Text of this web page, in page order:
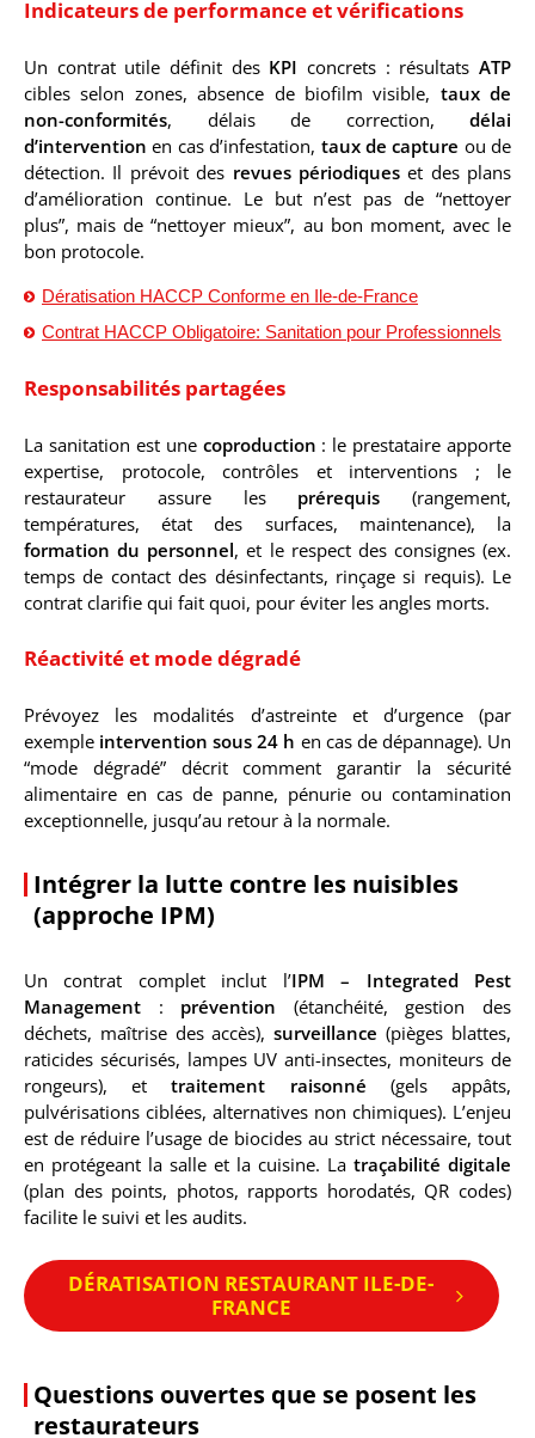
Indicateurs de performance et vérifications
Un contrat utile définit des KPI concrets : résultatsATP
cibles selon zones, absence de biofilm visible, taux de
non-conformités, délais de correction, délai
d’intervention en cas d’infestation, taux de capture ou de
détection. Il prévoit des revues périodiqueset des plans
d’amélioration continue. Le but n’est pas de “nettoyer
plus”, mais de “nettoyer mieux”, au bon moment, avec le
bon protocole.
Dératisation HACCP Conforme en Ile-de-France
Contrat HACCP Obligatoire: Sanitation pour Professionnels
Responsabilités partagées
La sanitation est une coproduction : le prestataire apporte
expertise, protocole, contrôles et interventions ; le
restaurateur assure les prérequis (rangement,
températures, état des surfaces, maintenance), la
formation du personnel, et le respect des consignes (ex.
temps de contact des désinfectants, rinçage si requis). Le
contrat clarifie qui fait quoi, pour éviter les angles morts.
Réactivité et mode dégradé
Prévoyez les modalités d’astreinte et d’urgence (par
exemple intervention sous 24 h en cas de dépannage). Un
“mode dégradé” décrit comment garantir la sécurité
alimentaire en cas de panne, pénurie ou contamination
exceptionnelle, jusqu’au retour à la normale.
Intégrer la lutte contre les nuisibles
(approche IPM)
Un contrat complet inclut l’IPM – Integrated Pest
Management : prévention (étanchéité, gestion des
déchets, maîtrise des accès),surveillance (pièges blattes,
raticides sécurisés, lampes UV anti-insectes, moniteurs de
rongeurs), ettraitement raisonné (gels appâts,
pulvérisations ciblées, alternatives non chimiques). L’enjeu
est de réduire l’usage de biocides au strict nécessaire, tout
en protégeant la salle et la cuisine. La traçabilité digitale
(plan des points, photos, rapports horodatés, QR codes)
facilite le suivi et les audits.
DÉRATISATION RESTAURANT ILE-DE-
FRANCE
Questions ouvertes que se posent les
restaurateurs